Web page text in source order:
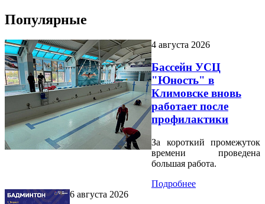
Популярные
4 августа 2026
Бассейн УСЦ
"Юность" в
Климовске вновь
работает после
профилактики
За короткий промежуток
времени проведена
большая работа.
Подробнее
6 августа 2026